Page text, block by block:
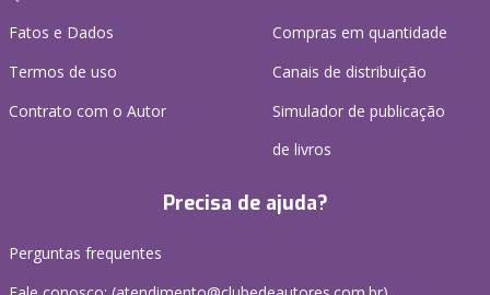
Fatos e Dados
Termos de uso
Contrato com o Autor
Compras em quantidade
Canais de distribuição
Simulador de publicação
de livros
Precisa de ajuda?
Perguntas frequentes